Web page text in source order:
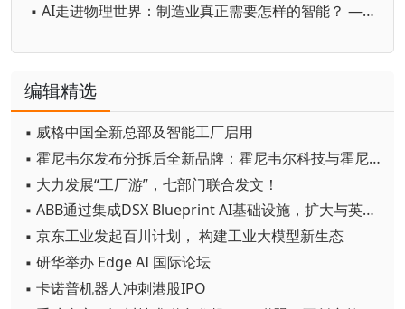
▪ AI走进物理世界：制造业真正需要怎样的智能？ ——霍尼韦尔余锋谈工业智能的本质、边界与实践
编辑精选
▪ 威格中国全新总部及智能工厂启用
▪ 霍尼韦尔发布分拆后全新品牌：霍尼韦尔科技与霍尼韦尔航空航天
▪ 大力发展“工厂游”，七部门联合发文！
▪ ABB通过集成DSX Blueprint AI基础设施，扩大与英伟达的合作
▪ 京东工业发起百川计划， 构建工业大模型新生态
▪ 研华举办 Edge AI 国际论坛
▪ 卡诺普机器人冲刺港股IPO